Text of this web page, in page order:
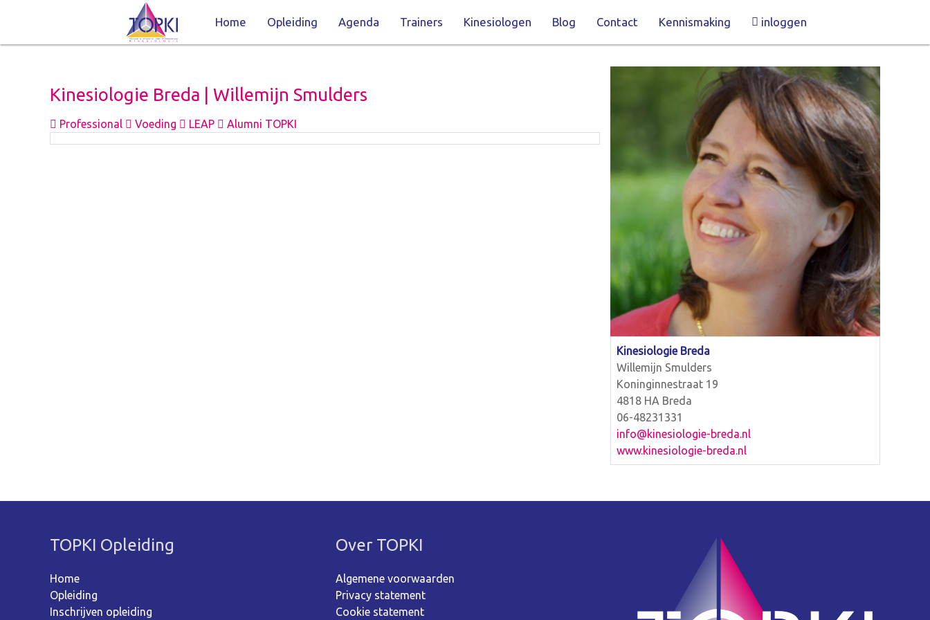
Home Opleiding Agenda Trainers Kinesiologen Blog Contact Kennismaking inloggen
Kinesiologie Breda | Willemijn Smulders
Professional Voeding LEAP Alumni TOPKI
Kinesiologie Breda
Willemijn Smulders
Koninginnestraat 19
4818 HA Breda
06-48231331
info@kinesiologie-breda.nl
www.kinesiologie-breda.nl
TOPKI Opleiding
Home
Opleiding
Inschrijven opleiding
Over TOPKI
Algemene voorwaarden
Privacy statement
Cookie statement